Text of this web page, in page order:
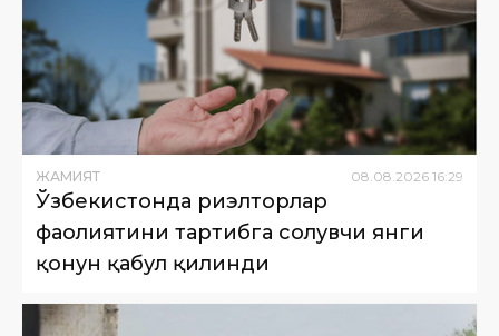
ЖАМИЯТ 08 08 2026 16:29
Ўзбекистонда риэлторлар
фаолиятини тартибга солувчи янги
қонун қабул қилинди